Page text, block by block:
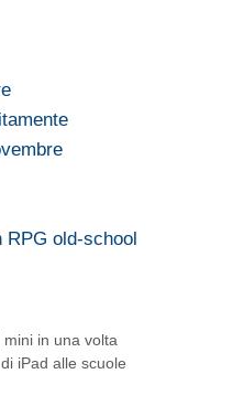
old-school
in una volta
iPad alle scuole